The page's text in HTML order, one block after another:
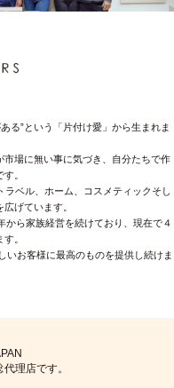
る”という「片付け愛」から生まれま
場に無い事に気づき、自分たちで作
。
ベル、ホーム、コスメティックそし
げています。
ら家族経営を続けており、現在で４
。
いお客様に最高のものを提供し続けま
理店です。